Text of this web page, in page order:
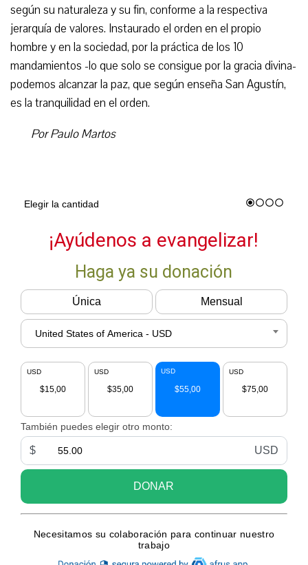
según su naturaleza y su fin, conforme a la respectiva
jerarquía de valores. Instaurado el orden en el propio
hombre y en la sociedad, por la práctica de los 10
mandamientos -lo que solo se consigue por la gracia divina-
podemos alcanzar la paz, que según enseña San Agustín,
es la tranquilidad en el orden.
Por Paulo Martos